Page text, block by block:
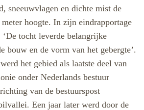
sneeuwvlagen en dichte mist de
hoogte. In zijn eindrapportage
‘De tocht leverde belangrijke
bouw en de vorm van het gebergte’.
het gebied als laatste deel van
onder Nederlands bestuur
van de bestuurspost
Een jaar later werd door de